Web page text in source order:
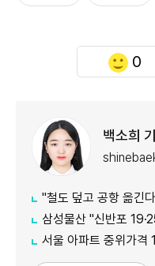
0
백소희
"철도 덮고 공항 옮긴
삼성물산 "신반포
서울 아파트 중위가격 1년